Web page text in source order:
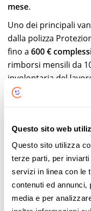
Questo sito web
Questo sito utilizza
terze parti, per
servizi in linea con le
contenuti ed annunci,
media e per
mese.
Uno dei principali
dalla polizza
fino a 600 €
rimborsi mensili da
involontaria del
Per gli autonomi e i
lavorativa
È prevista inoltre
furto di energia
stabiliti dalla polizza.